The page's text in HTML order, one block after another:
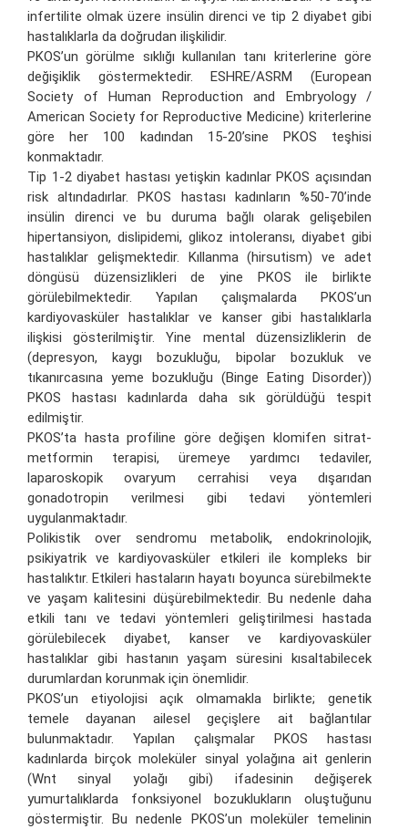
infertilite olmak üzere insülin direnci ve tip 2 diyabet gibi
hastalıklarla da doğrudan ilişkilidir.
PKOS’un görülme sıklığı kullanılan tanı kriterlerine göre
değişiklik göstermektedir. ESHRE/ASRM (European
Society of Human Reproduction and Embryology /
American Society for Reproductive Medicine) kriterlerine
göre her 100 kadından 15-20’sine PKOS teşhisi
konmaktadır.
Tip 1-2 diyabet hastası yetişkin kadınlar PKOS açısından
risk altındadırlar. PKOS hastası kadınların %50-70’inde
insülin direnci ve bu duruma bağlı olarak gelişebilen
hipertansiyon, dislipidemi, glikoz intoleransı, diyabet gibi
hastalıklar gelişmektedir. Kıllanma (hirsutism) ve adet
döngüsü düzensizlikleri de yine PKOS ile birlikte
görülebilmektedir. Yapılan çalışmalarda PKOS’un
kardiyovasküler hastalıklar ve kanser gibi hastalıklarla
ilişkisi gösterilmiştir. Yine mental düzensizliklerin de
(depresyon, kaygı bozukluğu, bipolar bozukluk ve
tıkanırcasına yeme bozukluğu (Binge Eating Disorder))
PKOS hastası kadınlarda daha sık görüldüğü tespit
edilmiştir.
PKOS’ta hasta profiline göre değişen klomifen sitrat-
metformin terapisi, üremeye yardımcı tedaviler,
laparoskopik ovaryum cerrahisi veya dışarıdan
gonadotropin verilmesi gibi tedavi yöntemleri
uygulanmaktadır.
Polikistik over sendromu metabolik, endokrinolojik,
psikiyatrik ve kardiyovasküler etkileri ile kompleks bir
hastalıktır. Etkileri hastaların hayatı boyunca sürebilmekte
ve yaşam kalitesini düşürebilmektedir. Bu nedenle daha
etkili tanı ve tedavi yöntemleri geliştirilmesi hastada
görülebilecek diyabet, kanser ve kardiyovasküler
hastalıklar gibi hastanın yaşam süresini kısaltabilecek
durumlardan korunmak için önemlidir.
PKOS’un etiyolojisi açık olmamakla birlikte; genetik
temele dayanan ailesel geçişlere ait bağlantılar
bulunmaktadır. Yapılan çalışmalar PKOS hastası
kadınlarda birçok moleküler sinyal yolağına ait genlerin
(Wnt sinyal yolağı gibi) ifadesinin değişerek
yumurtalıklarda fonksiyonel bozuklukların oluştuğunu
göstermiştir. Bu nedenle PKOS’un moleküler temelinin